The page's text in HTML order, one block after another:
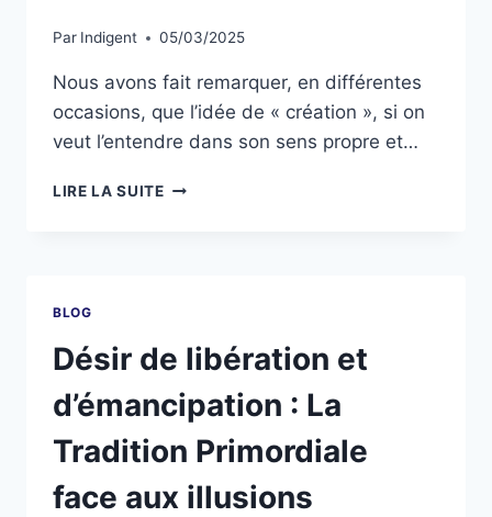
Par Indigent 05/03/2025
Nous avons fait remarquer, en différentes
occasions, que l’idée de « création », si on
veut l’entendre dans son sens propre et…
LIRE LA SUITE
BLOG
Désir de libération et
d’émancipation : La
Tradition Primordiale
face aux illusions